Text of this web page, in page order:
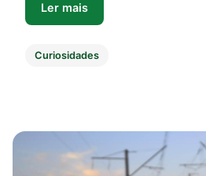
Ler mais
Curiosidades